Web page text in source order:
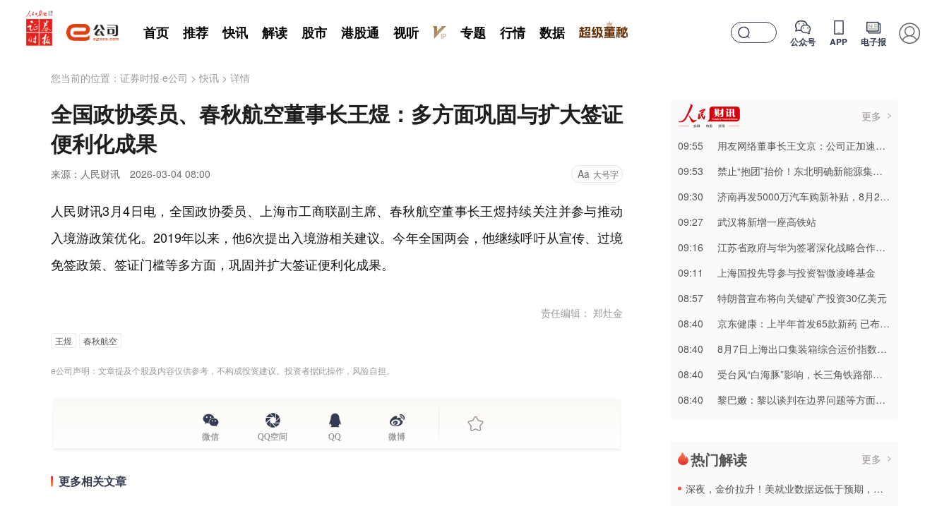
首页 推荐 快讯 解读 股市 港股通 视听 专题 行情 数据 公众号 APP 电子报
您当前的位置： 证券时报·e公司 >快讯 > 详情
全国政协委员、春秋航空董事长王煜：多方面巩固与扩大签证
便利化成果
来源：人民财讯 2026-03-04 08:00 Aa 大号字
人民财讯3月4日电，全国政协委员、上海市工商联副主席、春秋航空董事长王煜持续关注并参与推动
入境游政策优化。2019年以来，他6次提出入境游相关建议。今年全国两会，他继续呼吁从宣传、过境
免签政策、签证门槛等多方面，巩固并扩大签证便利化成果。
责任编辑： 郑灶金
王煜 春秋航空
e公司声明：文章提及个股及内容仅供参考，不构成投资建议。投资者据此操作，风险自担。
微信 QQ空间 QQ 微博
更多相关文章
更多
09:55
用友网络董事长王文京：公司正加速转型 企业AI业务占比快速提升
09:53
禁止“抱团”抬价！东北明确新能源集中报价仅限同省同集团
09:30
济南再发5000万汽车购新补贴，8月20日起申报
09:27
武汉将新增一座高铁站
09:16
江苏省政府与华为签署深化战略合作协议
09:11
上海国投先导参与投资智微凌峰基金
08:57
特朗普宣布将向关键矿产投资30亿美元
08:40
京东健康：上半年首发65款新药 已布局近10万个乡镇及村级服务站点
08:40
8月7日上海出口集装箱综合运价指数为3276.14点 较上期上涨2.2%
08:40
受台风“白海豚”影响，长三角铁路部分线路列车临时停运
08:40
黎巴嫩：黎以谈判在边界问题等方面取得进展
热门解读 更多
深夜，金价拉升！美就业数据远低于预期，加息或生变